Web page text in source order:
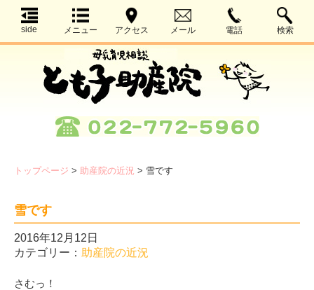
side メニュー アクセス メール 電話 検索
トップページ > 助産院の近況 > 雪です
雪です
2016年12月12日
カテゴリー： 助産院の近況
さむっ！